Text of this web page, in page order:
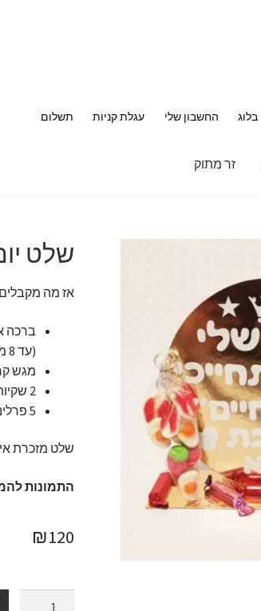
בלוג החשבון שלי עגלת קניות תשלום
זר מתוק
שלט
אז מה
(עד 8 מילים).
מגש
2 שקיות סוכריות גומי בכל שקית מוצמדות לצדי השלט (20 י'ח בסה"כ).
5 פרלינים משוקולד איכותי להשלמת החוויה.
שלט מזכרת
התמונות
₪120